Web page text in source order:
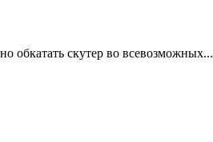
обкатать скутер во всевозможных...